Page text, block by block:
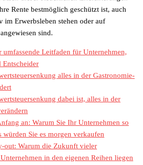
Rente bestmöglich geschützt ist, auch
im Erwerbsleben stehen oder auf
sind.
umfassende Leitfaden für Unternehmen,
Entscheider
alles in der Gastronomie-
dabei ist, alles in der
an: Warum Sie Ihr Unternehmen so
würden Sie es morgen verkaufen
out: Warum die Zukunft vieler
in den eigenen Reihen liegen